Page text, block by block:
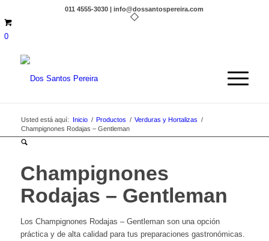
011 4555-3030 | info@dossantospereira.com
0
Usted está aquí: Inicio / Productos / Verduras y Hortalizas /
Champignones Rodajas – Gentleman
Champignones
Rodajas – Gentleman
Los Champignones Rodajas – Gentleman son una opción
práctica y de alta calidad para tus preparaciones gastronómicas.